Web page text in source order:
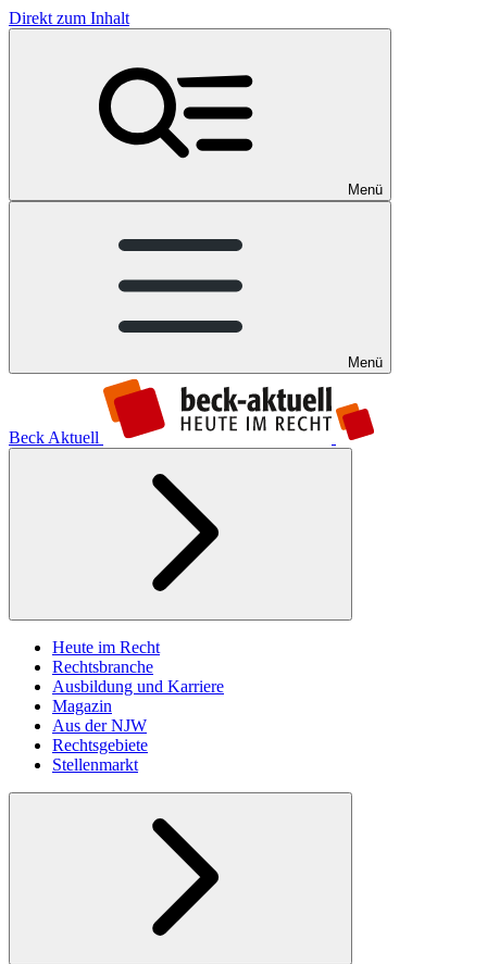
Direkt zum Inhalt
Menü
Menü
Beck Aktuell
Heute im Recht
Rechtsbranche
Ausbildung und Karriere
Magazin
Aus der NJW
Rechtsgebiete
Stellenmarkt